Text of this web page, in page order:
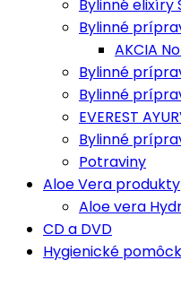
Bylinné elixíry
Bylinné
AKCIA
Bylinné
Bylinné
EVEREST
Bylinné
Potraviny
Aloe Vera produkty
Aloe vera
CD a DVD
Hygienické